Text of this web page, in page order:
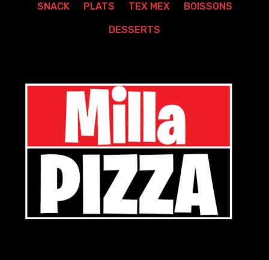
SNACK PLATS TEX MEX BOISSONS
DESSERTS